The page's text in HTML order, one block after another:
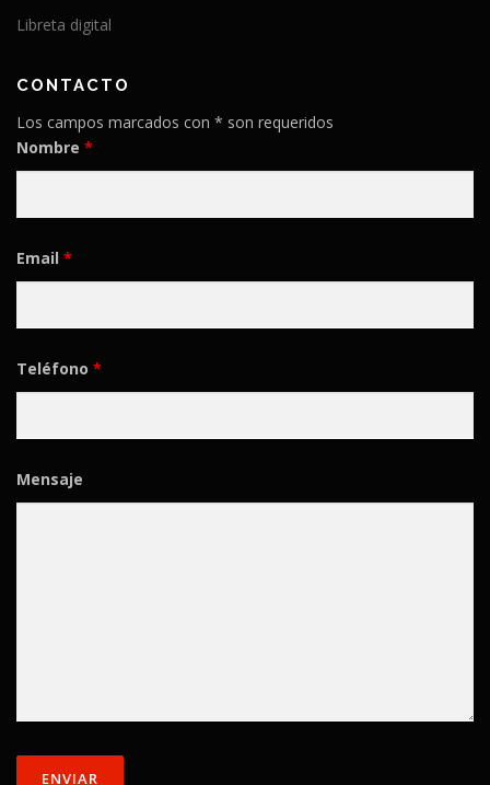
Libreta digital
CONTACTO
Los campos marcados con * son requeridos
Nombre *
Email *
Teléfono *
Mensaje